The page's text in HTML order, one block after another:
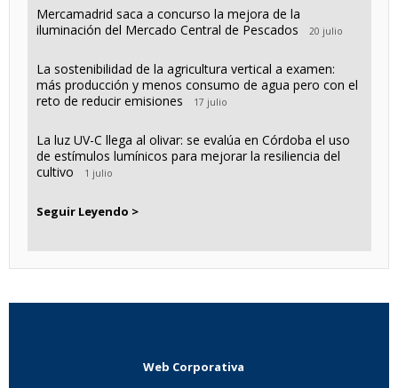
Mercamadrid saca a concurso la mejora de la
iluminación del Mercado Central de Pescados
20 julio
La sostenibilidad de la agricultura vertical a examen:
más producción y menos consumo de agua pero con el
reto de reducir emisiones
17 julio
La luz UV-C llega al olivar: se evalúa en Córdoba el uso
de estímulos lumínicos para mejorar la resiliencia del
cultivo
1 julio
Seguir Leyendo >
Web Corporativa